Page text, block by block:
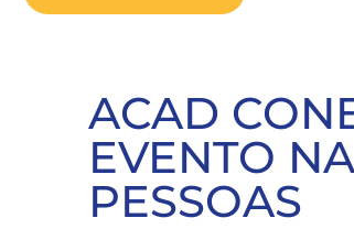
ACAD
EVENTO
PESSOAS